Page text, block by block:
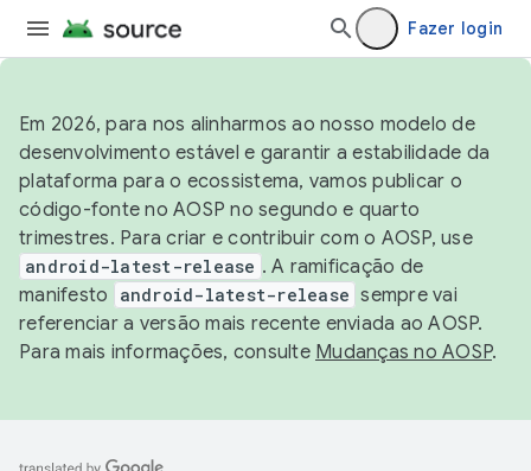
Fazer login
Em 2026, para nos alinharmos ao nosso modelo de
desenvolvimento estável e garantir a estabilidade da
plataforma para o ecossistema, vamos publicar o
código-fonte no AOSP no segundo e quarto
trimestres. Para criar e contribuir com o AOSP, use
android-latest-release . A ramificação de
manifesto
android-latest-release sempre vai
referenciar a versão mais recente enviada ao AOSP.
Para mais informações, consulte Mudanças no AOSP.